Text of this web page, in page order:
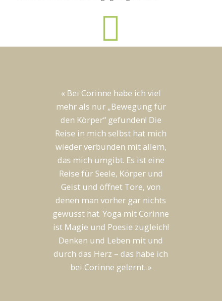
« Bei Corinne habe ich viel
mehr als nur „Bewegung für
den Körper“ gefunden! Die
Reise in mich selbst hat mich
wieder verbunden mit allem,
das mich umgibt. Es ist eine
Reise für Seele, Körper und
Geist und öffnet Tore, von
denen man vorher gar nichts
gewusst hat. Yoga mit Corinne
ist Magie und Poesie zugleich!
Denken und Leben mit und
durch das Herz – das habe ich
bei Corinne gelernt. »